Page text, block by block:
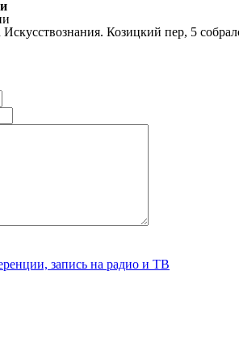
Козицкий пер, 5
запись на радио и ТВ